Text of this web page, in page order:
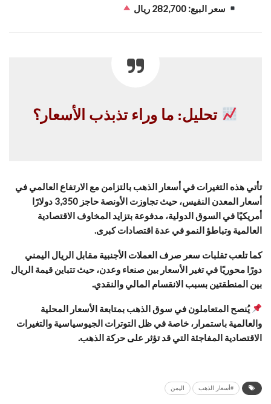
سعر البيع: 282,700 ريال
تحليل: ما وراء تذبذب الأسعار؟
تأتي هذه التغيرات في أسعار الذهب بالتزامن مع الارتفاع العالمي في
أسعار المعدن النفيس، حيث تجاوزت الأونصة حاجز 3,350 دولارًا
أمريكيًا في السوق الدولية، مدفوعة بتزايد المخاوف الاقتصادية
العالمية وتباطؤ النمو في عدة اقتصادات كبرى.
كما تلعب تقلبات سعر صرف العملات الأجنبية مقابل الريال اليمني
دورًا محوريًا في تغير الأسعار بين صنعاء وعدن، حيث تتباين قيمة الريال
بين المنطقتين بسبب الانقسام المالي والنقدي.
يُنصح المتعاملون في سوق الذهب بمتابعة الأسعار المحلية
والعالمية باستمرار، خاصة في ظل التوترات الجيوسياسية والتغيرات
الاقتصادية المفاجئة التي قد تؤثر على حركة الذهب.
#أسعار الذهب اليمن